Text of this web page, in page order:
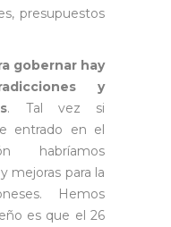
presupuestos
gobernar hay
y
. Tal vez si
entrado en el
habríamos
mejoras para la
Hemos
es que el 26